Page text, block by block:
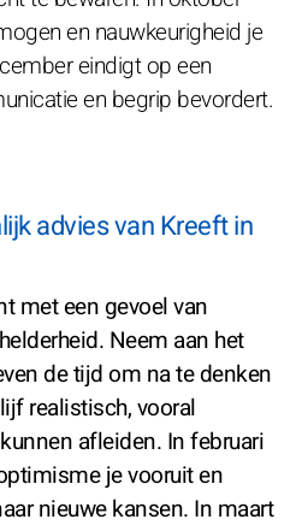
en nauwkeurigheid je
eindigt op een
en begrip bevordert.
advies van Kreeft in
met een gevoel van
Neem aan het
de tijd om na te denken
realistisch, vooral
afleiden. In februari
je vooruit en
nieuwe kansen. In maart